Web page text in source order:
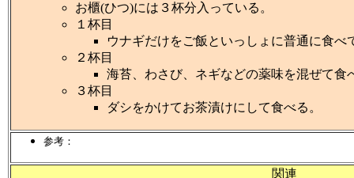
お櫃(ひつ)には３杯分入っている。
１杯目
ウナギだけをご飯といっしょに普通に食べ
２杯目
海苔、わさび、ネギなどの薬味を混ぜて食
３杯目
ダシをかけてお茶漬けにして食べる。
参考：
関連